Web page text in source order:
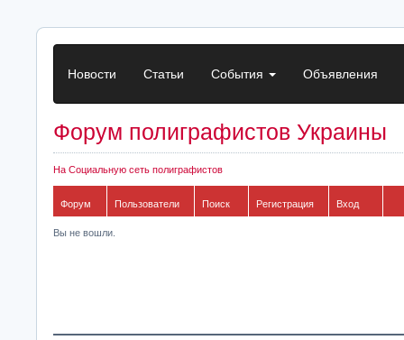
Новости Статьи События Объявления
Форум полиграфистов Украины
На Социальную сеть полиграфистов
Форум Пользователи Поиск Регистрация Вход
Вы не вошли.